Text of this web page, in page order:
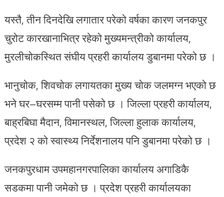
यस्तै, तीन दिनदेखि लगातार परेको वर्षका कारण जनकपुर
चुरोट कारखानाभित्र रहेको मुख्यमन्त्रीको कार्यालय,
मुरलीचोकस्थित संघीय प्रहरी कार्यालय डुबानमा परेको छ ।
भानुचोक, शिवचोक लगायतका मुख्य चोक जलमग्न भएको छ
भने घर–घरसम्म पानी पसेको छ । जिल्ला प्रहरी कार्यालय,
बाह्रबिघा मैदान, विमानस्थल, जिल्ला हुलाक कार्यालय,
प्रदेश २ को स्वास्थ्य निर्देशनालय पनि डुबानमा परेको छ ।
जनकपुरधाम उपमहानगरपालिका कार्यालय अगाडिकै
सडकमा पानी जमेको छ । प्रदेश प्रहरी कार्यालयका